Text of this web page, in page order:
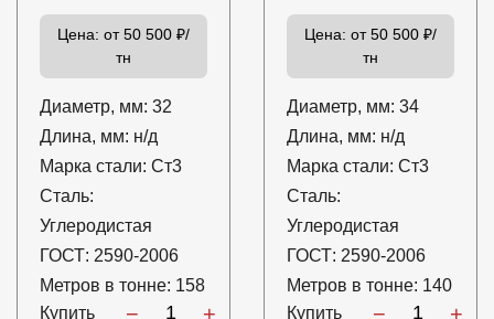
Цена: от 50 500 ₽/
тн
Диаметр, мм: 32
Длина, мм: н/д
Марка стали: Ст3
Сталь:
Углеродистая
ГОСТ: 2590-2006
Метров в тонне: 158
Купить
− +
Цена: от 50 500 ₽/
тн
Диаметр, мм: 34
Длина, мм: н/д
Марка стали: Ст3
Сталь:
Углеродистая
ГОСТ: 2590-2006
Метров в тонне: 140
Купить
− +